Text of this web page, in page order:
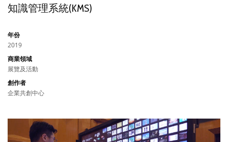
知識管理系統(KMS)
年份
2019
商業領域
展覽及活動
創作者
企業共創中心